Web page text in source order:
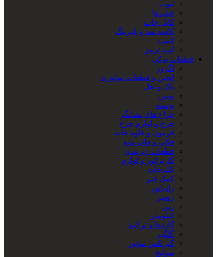
تیوپ
فیلترها
کابل جات
کاسه نمد و بلبرینگ
لامپ
لنت ترمز
قطعات یدکی
اگزوز
انجین و قطعات موتوری
باک و بغل
بوبین
پوسته
چراغ های نشانگر
چرخ و لوازم چرخ
فرمون و قلوه جات
فلاپ و قاب بدنه
قطعات زیربندی
کاربراتور و لوازم
کلیدجات
کمک فنر
رادیاتور
زنجیر
زین
کیلومتر
گاردها و ترکبند
گلگیر
گیربکس موتور
سوئیچ